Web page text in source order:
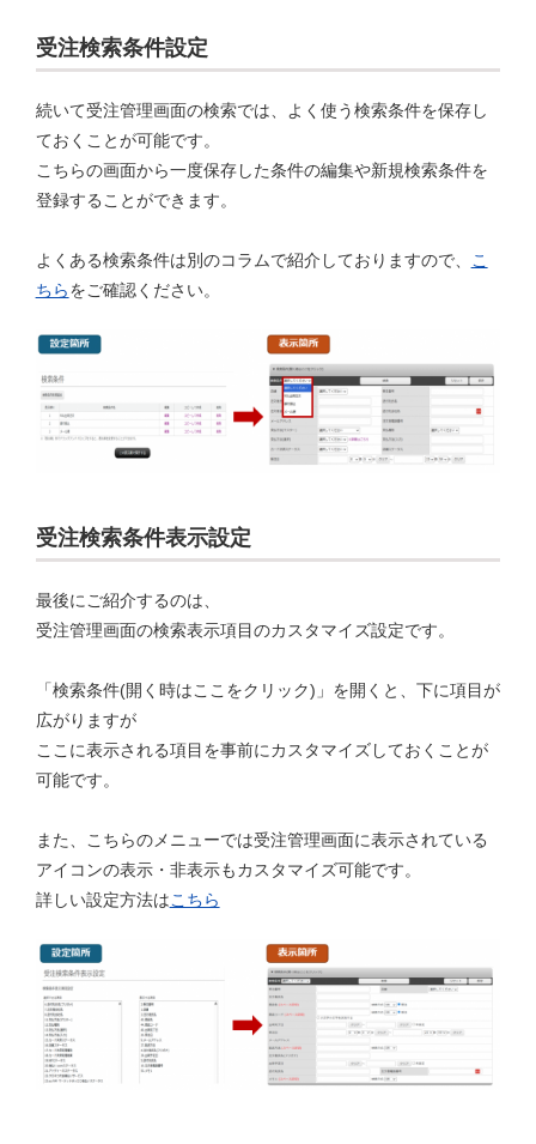
受注検索条件設定
続いて受注管理画面の検索では、よく使う検索条件を保存し
ておくことが可能です。
こちらの画面から一度保存した条件の編集や新規検索条件を
登録することができます。
よくある検索条件は別のコラムで紹介しておりますので、
こ
ちらをご確認ください。
受注検索条件表示設定
最後にご紹介するのは、
受注管理画面の検索表示項目のカスタマイズ設定です。
「検索条件(開く時はここをクリック)」を開くと、下に項目が
広がりますが
ここに表示される項目を事前にカスタマイズしておくことが
可能です。
また、こちらのメニューでは受注管理画面に表示されている
アイコンの表示・非表示もカスタマイズ可能です。
詳しい設定方法はこちら